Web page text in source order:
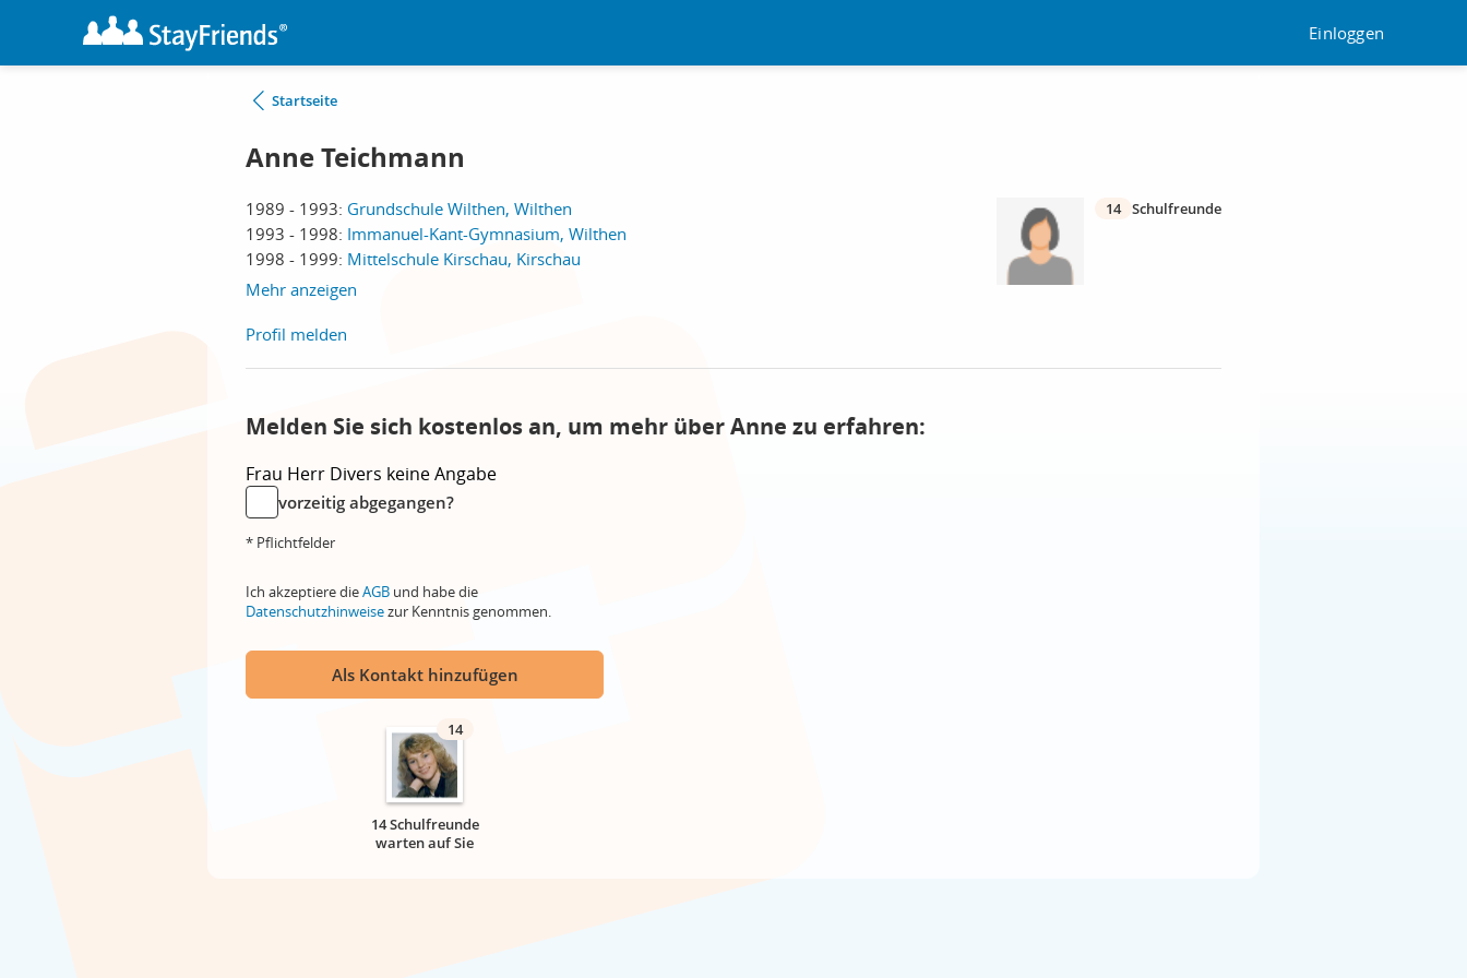
Einloggen
Startseite
Anne Teichmann
1989 - 1993: Grundschule Wilthen, Wilthen
1993 - 1998: Immanuel-Kant-Gymnasium, Wilthen
1998 - 1999: Mittelschule Kirschau, Kirschau
Mehr anzeigen
14 Schulfreunde
Profil melden
Melden Sie sich kostenlos an, um mehr über Anne zu erfahren:
Frau Herr Divers keine Angabe
vorzeitig abgegangen?
* Pflichtfelder
Ich akzeptiere dieAGB und habe die
Datenschutzhinweisezur Kenntnis genommen.
Als Kontakt hinzufügen
14
14 Schulfreunde
warten auf Sie